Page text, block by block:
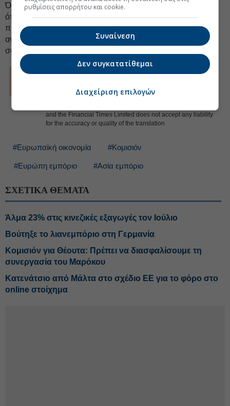
Όμως, μέχρι οι κυβερνήσεις της ΕΕ να πειστούν συλλογικά
ότι αυτή είναι η σωστή προσέγγιση και να είναι
προετοιμασμένες να αντιμετωπίσουν οποιαδήποτε
αντίποινα από το Πεκίνο, τα όπλα θα συνεχίσουν να
συσσωρεύονται αχρησιμοποίητα.
Not to be redistributed, copied or modified in any way.
and the Financial Times Limited does not accept any liability
for the accuracy or quality of the translation
#Ευρωπαϊκή οικονομία #Κομισιόν
#Ευρώπη εμπόριο #Ασία εμπόριο
ΣΧΕΤΙΚΑ ΘΕΜΑΤΑ
Άλμα 23% στις κινεζικές εξαγωγές τον Ιούλιο
Βούτηξε το λιανεμπόριο στη Γερμανία
Κομισιόν για Θέουτα: Πρέπει να διασφαλίσουμε τη
συνεργασία του Μαρόκου
Κατενάτσιο από Μάλτα στο σχέδιο ΕΕ για το φόρο στο
online στοίχημα
ρυθμίσεις απορρήτου και cookie.
Συναίνεση
Δεν συγκατατίθεμαι
Διαχείριση επιλογών